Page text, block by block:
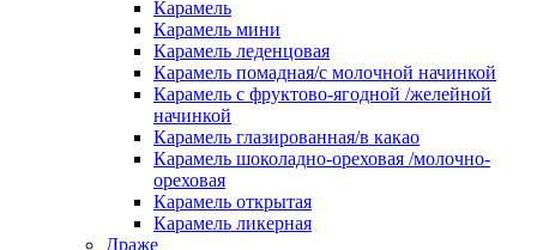
Карамель
Карамель мини
Карамель леденцовая
Карамель помадная/с молочной начинкой
Карамель с фруктово-ягодной /желейной
начинкой
Карамель глазированная/в какао
Карамель шоколадно-ореховая /молочно-
ореховая
Карамель открытая
Карамель ликерная
Драже